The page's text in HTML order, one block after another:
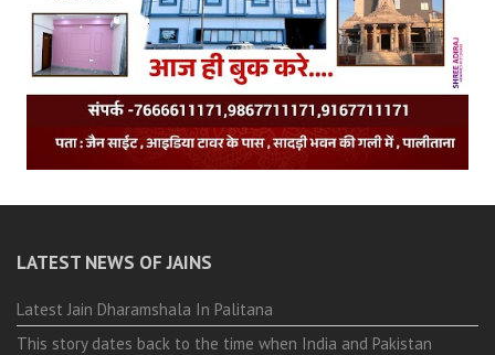
LATEST NEWS OF JAINS
Latest Jain Dharamshala In Palitana
This story dates back to the time when India and Pakistan